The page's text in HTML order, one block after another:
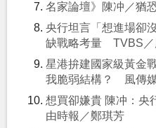
名家論壇》陳冲／猶
央行坦言「想進場卻
缺戰略考量 TVBS／
星港拚建國家級黃金
我脆弱結構？ 風傳
想買卻嫌貴 陳冲：
由時報／鄭琪芳